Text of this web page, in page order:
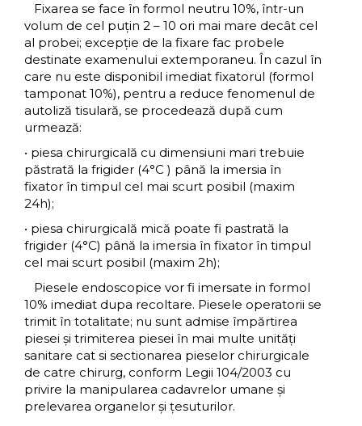
Fixarea se face în formol neutru 10%, într-un
volum de cel puțin 2 – 10 ori mai mare decât cel
al probei; excepţie de la fixare fac probele
destinate examenului extemporaneu. În cazul în
care nu este disponibil imediat fixatorul (formol
tamponat 10%), pentru a reduce fenomenul de
autoliză tisulară, se procedează după cum
urmează:
• piesa chirurgicală cu dimensiuni mari trebuie
păstrată la frigider (4°C ) până la imersia în
fixator în timpul cel mai scurt posibil (maxim
24h);
• piesa chirurgicală mică poate fi pastrată la
frigider (4°C) până la imersia în fixator în timpul
cel mai scurt posibil (maxim 2h);
Piesele endoscopice vor fi imersate in formol
10% imediat dupa recoltare. Piesele operatorii se
trimit în totalitate; nu sunt admise împărtirea
piesei și trimiterea piesei în mai multe unități
sanitare cat si sectionarea pieselor chirurgicale
de catre chirurg, conform Legii 104/2003 cu
privire la manipularea cadavrelor umane şi
prelevarea organelor şi ţesuturilor.